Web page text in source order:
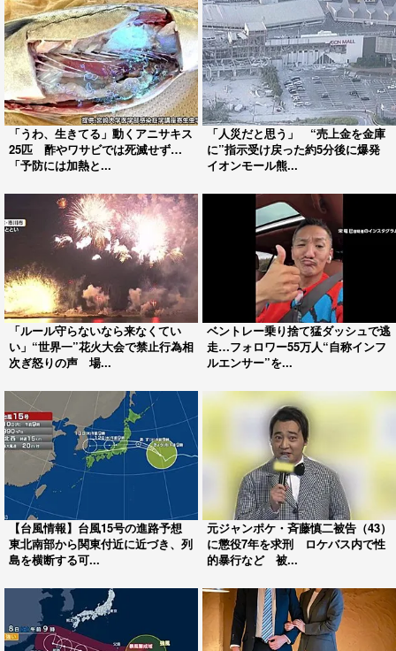
「うわ、生きてる」動くアニサキス
25匹 酢やワサビでは死滅せず…
「予防には加熱と...
「人災だと思う」 “売上金を金庫
に”指示受け戻った約5分後に爆発
イオンモール熊...
「ルール守らないなら来なくてい
い」“世界一”花火大会で禁止行為相
次ぎ怒りの声 場...
ベントレー乗り捨て猛ダッシュで逃
走…フォロワー55万人“自称インフ
ルエンサー”を...
【台風情報】台風15号の進路予想
東北南部から関東付近に近づき、列
島を横断する可...
元ジャンポケ・斉藤慎二被告（43）
に懲役7年を求刑 ロケバス内で性
的暴行など 被...